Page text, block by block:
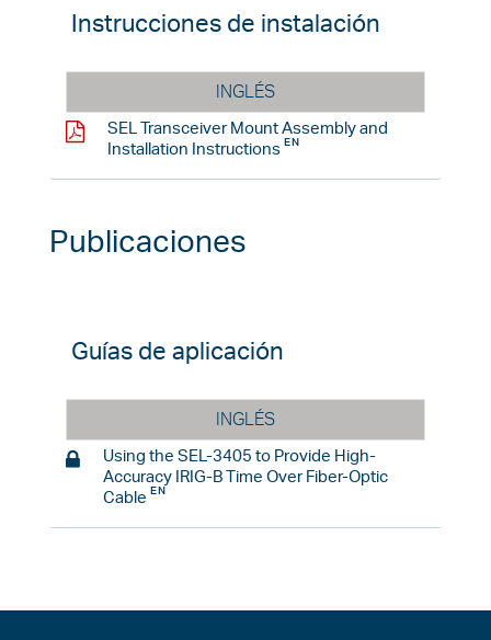
Instrucciones de instalación
INGLÉS
SEL Transceiver Mount Assembly and
Installation Instructions
Publicaciones
Guías de aplicación
INGLÉS
Using the SEL-3405 to Provide High-
Accuracy IRIG-B Time Over Fiber-Optic
Cable